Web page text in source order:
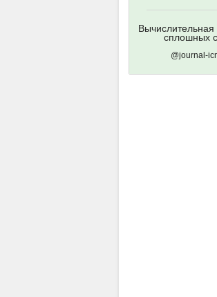
Вычислительная
сплошных
@journal-